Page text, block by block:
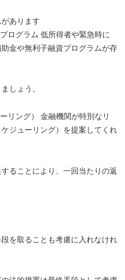
があります
ログラム 低所得者や緊急時に
金や無利子融資プログラムが存
しょう。
リング） 金融機関が特別なリ
ジューリング）を提案してくれ
ることにより、一回当たりの返
を取ることも考慮に入れなけれ